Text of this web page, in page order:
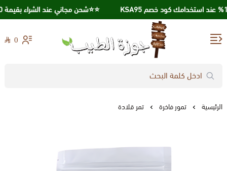
⭐️⭐️شحن مجاني عند الشراء بقيمة 250 ريال ⭐️⭐️ احصل علي خصم 10% عند استخدامك كود خصم KSA95
جوزة الطيب 0
الرئيسية تمور فاخرة تمر قلادة